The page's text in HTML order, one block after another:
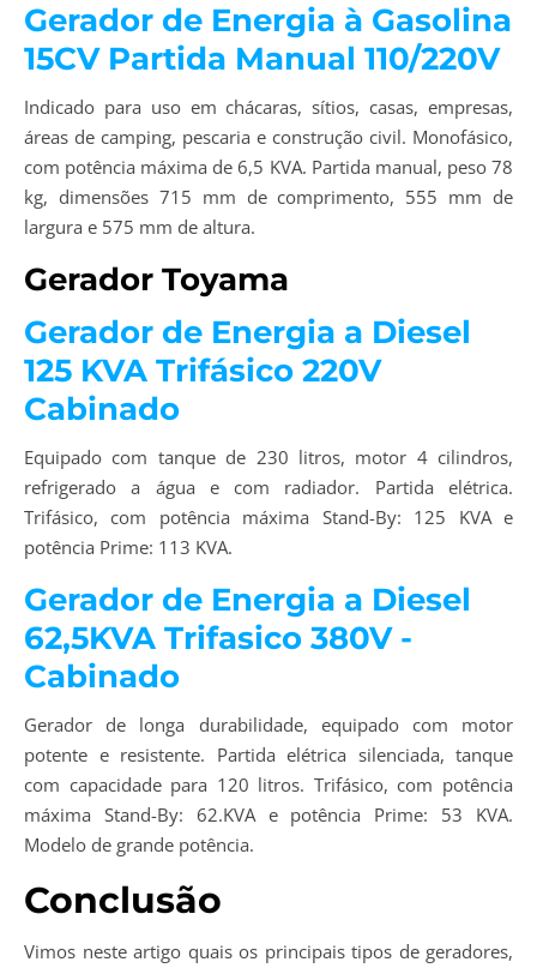
Gerador de Energia à Gasolina
15CV Partida Manual 110/220V
Indicado para uso em chácaras, sítios, casas, empresas,
áreas de camping, pescaria e construção civil. Monofásico,
com potência máxima de 6,5 KVA. Partida manual, peso 78
kg, dimensões 715 mm de comprimento, 555 mm de
largura e 575 mm de altura.
Gerador Toyama
Gerador de Energia a Diesel
125 KVA Trifásico 220V
Cabinado
Equipado com tanque de 230 litros, motor 4 cilindros,
refrigerado a água e com radiador. Partida elétrica.
Trifásico, com potência máxima Stand-By: 125 KVA e
potência Prime: 113 KVA.
Gerador de Energia a Diesel
62,5KVA Trifasico 380V -
Cabinado
Gerador de longa durabilidade, equipado com motor
potente e resistente. Partida elétrica silenciada, tanque
com capacidade para 120 litros. Trifásico, com potência
máxima Stand-By: 62.KVA e potência Prime: 53 KVA.
Modelo de grande potência.
Conclusão
Vimos neste artigo quais os principais tipos de geradores,